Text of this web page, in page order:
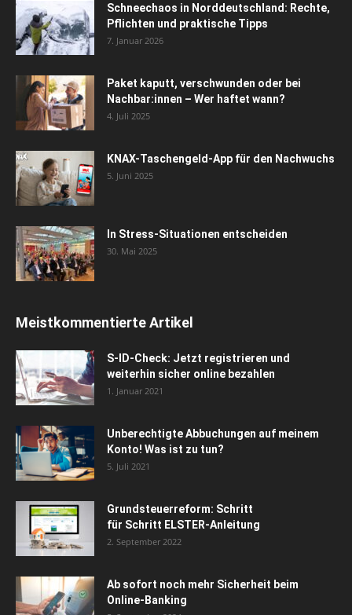
Schneechaos in Norddeutschland: Rechte,
Pflichten und praktische Tipps
7. Januar 2026
Paket kaputt, verschwunden oder bei
Nachbar:innen – Wer haftet wann?
4. Juli 2025
KNAX-Taschengeld-App für den Nachwuchs
5. Juni 2025
In Stress-Situationen entscheiden
30. Mai 2025
Meistkommentierte Artikel
S-ID-Check: Jetzt registrieren und
weiterhin sicher online bezahlen
1. Januar 2021
Unberechtigte Abbuchungen auf meinem
Konto! Was ist zu tun?
5. Juli 2021
Grundsteuerreform: Schritt
für Schritt ELSTER-Anleitung
2. September 2022
Ab sofort noch mehr Sicherheit beim
Online-Banking